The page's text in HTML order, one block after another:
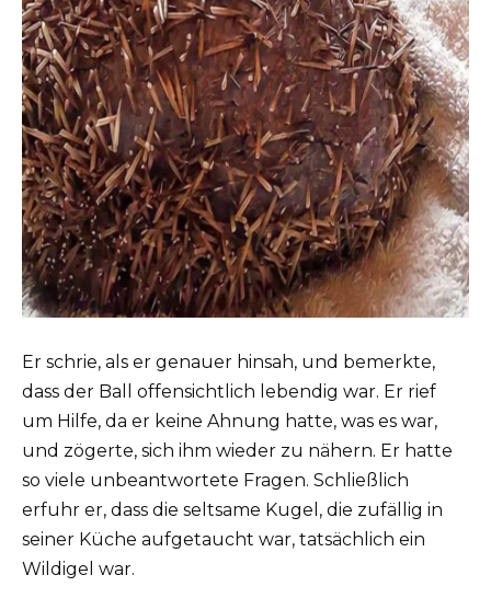
Er schrie, als er genauer hinsah, und bemerkte,
dass der Ball offensichtlich lebendig war. Er rief
um Hilfe, da er keine Ahnung hatte, was es war,
und zögerte, sich ihm wieder zu nähern. Er hatte
so viele unbeantwortete Fragen. Schließlich
erfuhr er, dass die seltsame Kugel, die zufällig in
seiner Küche aufgetaucht war, tatsächlich ein
Wildigel war.